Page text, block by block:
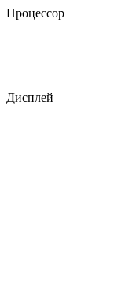
Процессор
Дисплей